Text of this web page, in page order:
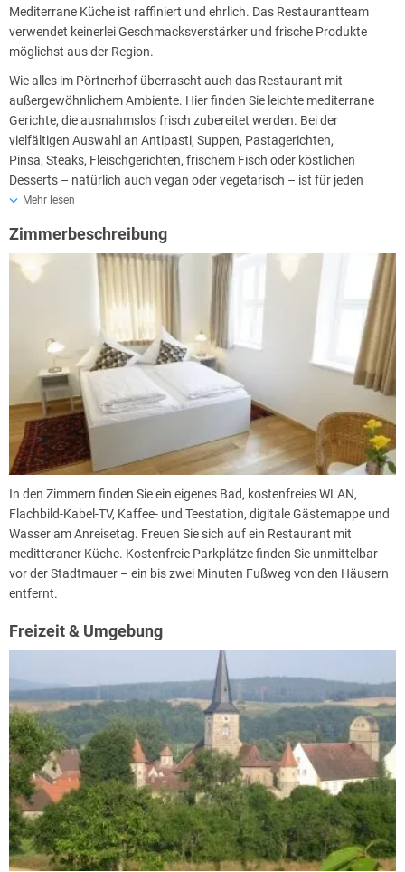
Mediterrane Küche ist raffiniert und ehrlich. Das Restaurantteam
verwendet keinerlei Geschmacksverstärker und frische Produkte
möglichst aus der Region.
Wie alles im Pörtnerhof überrascht auch das Restaurant mit
außergewöhnlichem Ambiente. Hier finden Sie leichte mediterrane
Gerichte, die ausnahmslos frisch zubereitet werden. Bei der
vielfältigen Auswahl an Antipasti, Suppen, Pastagerichten,
Pinsa, Steaks, Fleischgerichten, frischem Fisch oder köstlichen
Desserts – natürlich auch vegan oder vegetarisch – ist für jeden
Geschmack etwas dabei, egal ob im mehrgängigen Menü oder als
Mehr lesen
Zimmerbeschreibung
In den Zimmern finden Sie ein eigenes Bad, kostenfreies WLAN,
Flachbild-Kabel-TV, Kaffee- und Teestation, digitale Gästemappe und
Wasser am Anreisetag. Freuen Sie sich auf ein Restaurant mit
meditteraner Küche. Kostenfreie Parkplätze finden Sie unmittelbar
vor der Stadtmauer – ein bis zwei Minuten Fußweg von den Häusern
entfernt.
Freizeit & Umgebung